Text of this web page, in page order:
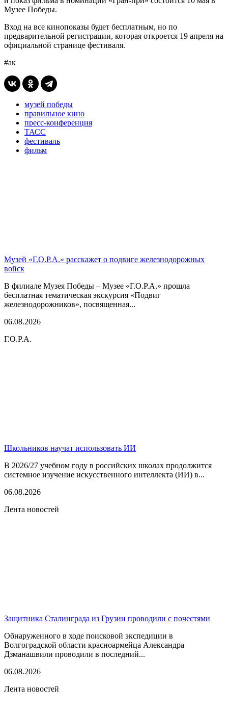
Музее Победы.
Вход на все кинопоказы будет бесплатным, но по
предварительной регистрации, которая откроется 19 апреля на
официальной странице фестиваля.
#ак
музей победы
правильное кино
пресс-конференция
ТАСС
фестиваль
фильм
Музей «Г.О.Р.А.» расскажет о подвиге железнодорожных
войск
В филиале Музея Победы – Музее «Г.О.Р.А.» прошла
бесплатная тематическая экскурсия «Подвиг
железнодорожников», посвященная...
06.08.2026
Г.О.Р.А.
Школьников научат использовать ИИ
В 2026/27 учебном году в российских школах продолжится
системное изучение искусственного интеллекта (ИИ) в...
06.08.2026
Лента новостей
Защитника Сталинграда из Грузии проводили с почестями
Обнаруженного в ходе поисковой экспедиции в
Волгоградской области красноармейца Александра
Дзманашвили проводили в последний...
06.08.2026
Лента новостей